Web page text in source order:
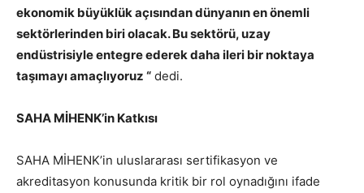
ekonomik büyüklük açısından dünyanın en önemli
sektörlerinden biri olacak. Bu sektörü, uzay
endüstrisiyle entegre ederek daha ileri bir noktaya
taşımayı amaçlıyoruz “ dedi.
SAHA MİHENK’in Katkısı
SAHA MİHENK’in uluslararası sertifikasyon ve
akreditasyon konusunda kritik bir rol oynadığını ifade